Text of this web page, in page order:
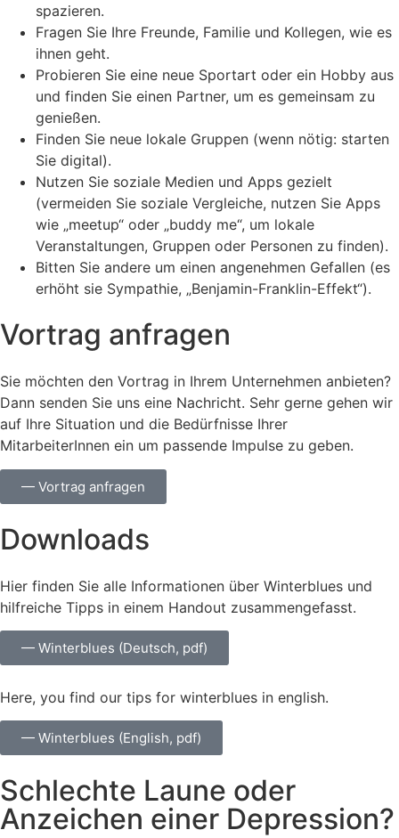
spazieren.
Fragen Sie Ihre Freunde, Familie und Kollegen, wie es
ihnen geht.
Probieren Sie eine neue Sportart oder ein Hobby aus
und finden Sie einen Partner, um es gemeinsam zu
genießen.
Finden Sie neue lokale Gruppen (wenn nötig: starten
Sie digital).
Nutzen Sie soziale Medien und Apps gezielt
(vermeiden Sie soziale Vergleiche, nutzen Sie Apps
wie „meetup“ oder „buddy me“, um lokale
Veranstaltungen, Gruppen oder Personen zu finden).
Bitten Sie andere um einen angenehmen Gefallen (es
erhöht sie Sympathie, „Benjamin-Franklin-Effekt“).
Vortrag anfragen
Sie möchten den Vortrag in Ihrem Unternehmen anbieten?
Dann senden Sie uns eine Nachricht. Sehr gerne gehen wir
auf Ihre Situation und die Bedürfnisse Ihrer
MitarbeiterInnen ein um passende Impulse zu geben.
— Vortrag anfragen
Downloads
Hier finden Sie alle Informationen über Winterblues und
hilfreiche Tipps in einem Handout zusammengefasst.
— Winterblues (Deutsch, pdf)
Here, you find our tips for winterblues in english.
— Winterblues (English, pdf)
Schlechte Laune oder
Anzeichen einer Depression?